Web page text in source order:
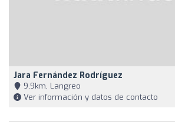
Jara Fernández Rodríguez
9,9km, Langreo
Ver información y datos de contacto